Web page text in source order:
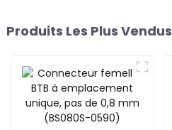
Produits Les Plus Vendus